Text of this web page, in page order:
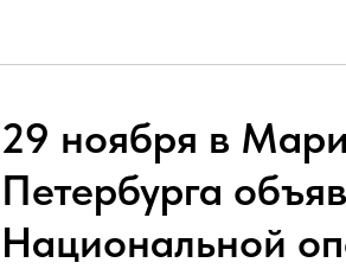
29 ноября в
Петербурга
Национальной